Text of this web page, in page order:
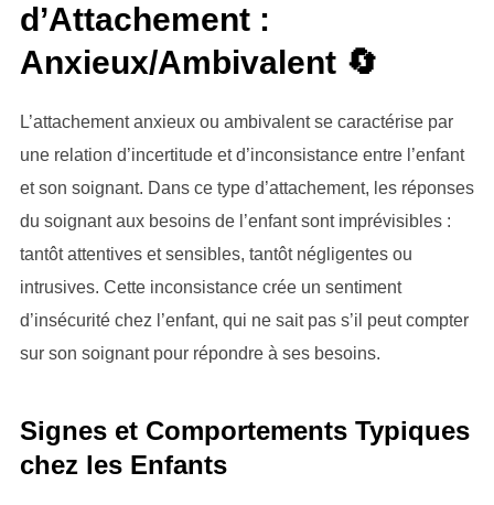
d’Attachement :
Anxieux/Ambivalent 🔄
L’attachement anxieux ou ambivalent se caractérise par
une relation d’incertitude et d’inconsistance entre l’enfant
et son soignant. Dans ce type d’attachement, les réponses
du soignant aux besoins de l’enfant sont imprévisibles :
tantôt attentives et sensibles, tantôt négligentes ou
intrusives. Cette inconsistance crée un sentiment
d’insécurité chez l’enfant, qui ne sait pas s’il peut compter
sur son soignant pour répondre à ses besoins.
Signes et Comportements Typiques
chez les Enfants